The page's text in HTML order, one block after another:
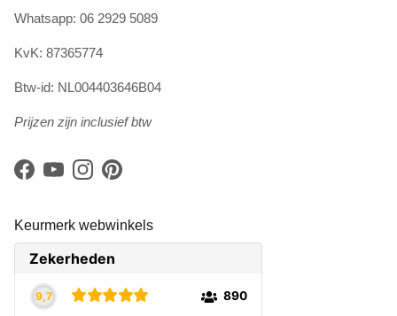
Whatsapp: 06 2929 5089
KvK: 87365774
Btw-id: NL004403646B04
Prijzen zijn inclusief btw
Facebook
YouTubeInstagramPinterest
Keurmerk webwinkels